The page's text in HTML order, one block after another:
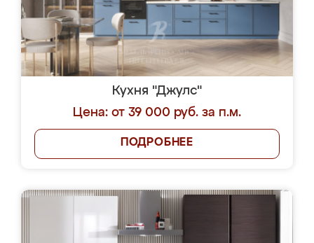
Кухня "Джулс"
Цена: от 39 000 руб. за п.м.
ПОДРОБНЕЕ